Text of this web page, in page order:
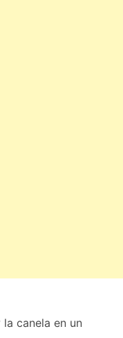
canela en un